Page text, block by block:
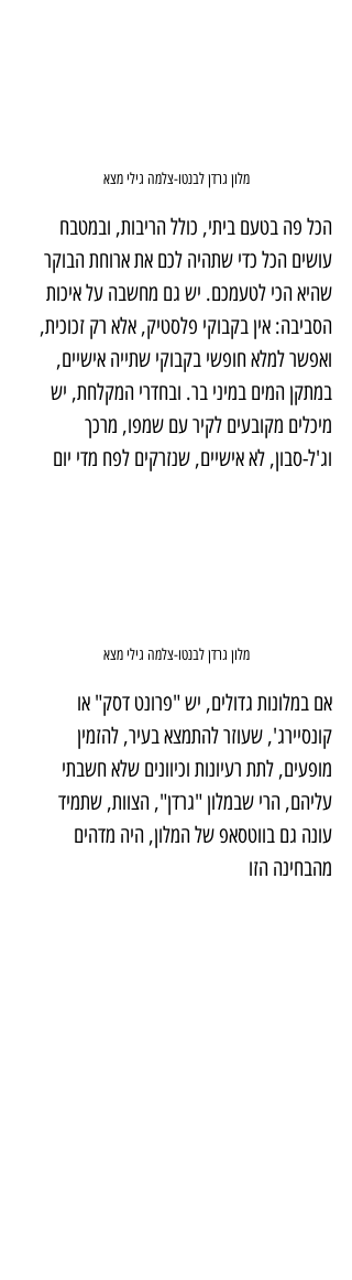
מלון גרדן לבנטו-צלמה גילי מצא
הכל פה בטעם ביתי, כולל הריבות, ובמטבח
עושים הכל כדי שתהיה לכם את ארוחת הבוקר
שהיא הכי לטעמכם. יש גם מחשבה על איכות
הסביבה: אין בקבוקי פלסטיק, אלא רק זכוכית,
ואפשר למלא חופשי בקבוקי שתייה אישיים,
במתקן המים במיני בר. ובחדרי המקלחת, יש
מיכלים מקובעים לקיר עם שמפו, מרכך
וג'ל-סבון, לא אישיים, שנזרקים לפח מדי יום
מלון גרדן לבנטו-צלמה גילי מצא
אם במלונות גדולים, יש "פרונט דסק" או
קונסיירג', שעוזר להתמצא בעיר, להזמין
מופעים, לתת רעיונות וכיוונים שלא חשבתי
עליהם, הרי שבמלון "גרדן", הצוות, שתמיד
עונה גם בווטסאפ של המלון, היה מדהים
מהבחינה הזו